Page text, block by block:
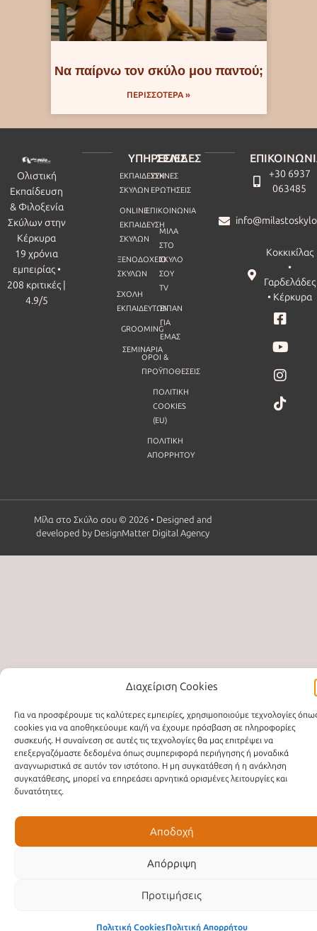
Διαχείριση Cookies
Για να προσφέρουμε τις καλύτερες εμπειρίες, χρησιμοποιούμε τεχνολογίες
cookies για να αποθηκεύουμε και/ή να έχουμε πρόσβαση σε πληροφορίες
συσκευής. Η συναίνεση σε αυτές τις τεχνολογίες θα μας επιτρέψει να
επεξεργαζόμαστε δεδομένα όπως συμπεριφορά περιήγησης ή μοναδικά
αναγνωριστικά σε αυτόν τον ιστότοπο. Η μη συγκατάθεση ή η ανάκληση
συγκατάθεσης, μπορεί να επηρεάσει αρνητικά ορισμένες λειτουργίες και
δυνατότητες.
Αποδοχή
Απόρριψη
Προτιμήσεις
Πολιτική CookiesΠολιτική Απορρήτου
Να παίρνω τον σκύλο μου παντού;
ΠΕΡΙΣΣΟΤΕΡΑ »
Ολιστική
Εκπαίδευση
& Φιλοξενία
Σκύλων στην
Κέρκυρα
19 χρόνια
εμπειρίας •
208 κριτικές |
4.9/5
ΥΠΗΡΕΣΙΕΣ
ΕΚΠΑΙΔΕΥΣΗ
ΣΚΥΛΩΝ
ONLINE
ΕΚΠΑΙΔΕΥΣΗ
ΣΚΥΛΩΝ
ΞΕΝΟΔΟΧΕΙΟ
ΣΚΥΛΩΝ
ΣΧΟΛΗ
ΕΚΠΑΙΔΕΥΤΩΝ
GROOMING
ΣΕΜΙΝΑΡΙΑ
ΣΕΛΙΔΕΣ
ΣΥΧΝΕΣ
ΕΡΩΤΗΣΕΙΣ
ΕΠΙΚΟΙΝΩΝΙΑ
ΜΙΛΑ
ΣΤΟ
ΣΚΥΛΟ
ΣΟΥ
TV
ΕΙΠΑΝ
ΓΙΑ
ΕΜΑΣ
ΟΡΟΙ &
ΠΡΟΫΠΟΘΕΣΕΙΣ
ΠΟΛΙΤΙΚΉ
COOKIES
(EU)
ΠΟΛΙΤΙΚΉ
ΑΠΟΡΡΉΤΟΥ
+30 6937
063485
Κοκκικίλας
•
Γαρδελάδες
• Κέρκυρα
Μίλα στο Σκύλο σου © 2026 • Designed and
developed by DesignMatter Digital Agency